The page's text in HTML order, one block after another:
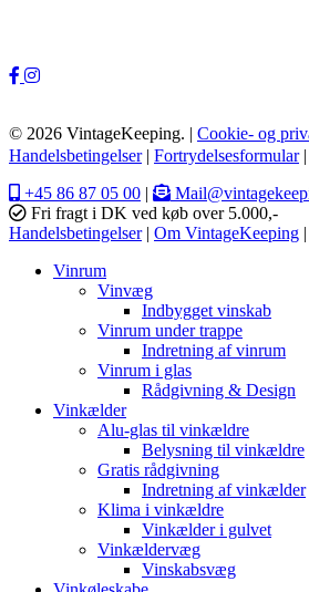
© 2026 VintageKeeping. | Cookie- og
Handelsbetingelser| Fortrydelsesformular|
+45 86 87 05 00 |
Fri fragt i DK ved køb over 5.000,-
Handelsbetingelser| Om VintageKeeping |
Vinrum
Vinvæg
Indbygget vinskab
Vinrum under trappe
Indretning af vinrum
Vinrum i glas
Rådgivning & Design
Vinkælder
Alu-glas til vinkældre
Belysning til vinkældre
Gratis rådgivning
Indretning af vinkælder
Klima i vinkældre
Vinkælder i gulvet
Vinkældervæg
Vinskabsvæg